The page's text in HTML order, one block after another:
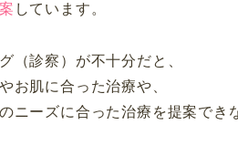
しています。
（診察）が不十分だと、
お肌に合った治療や、
ニーズに合った治療を提案でき